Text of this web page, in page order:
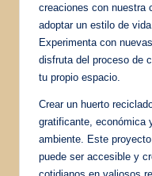
creaciones con nuestra
adoptar un estilo de
Experimenta con
disfruta del proceso de
tu propio espacio.
Crear un huerto
gratificante, económica
ambiente. Este
puede ser accesible y